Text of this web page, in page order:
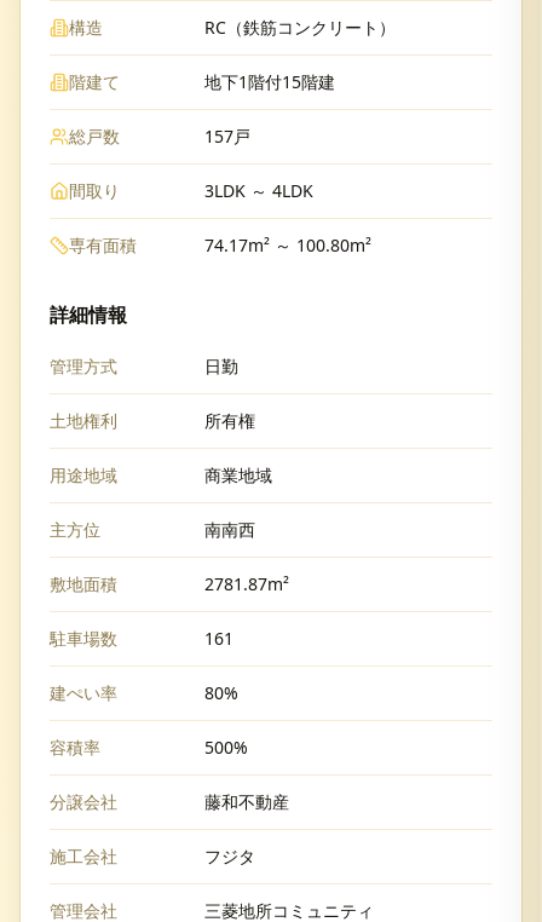
構造 RC（鉄筋コンクリート）
階建て 地下1階付15階建
総戸数 157戸
間取り 3LDK ～ 4LDK
専有面積 74.17m² ～ 100.80m²
詳細情報
管理方式 日勤
土地権利 所有権
用途地域 商業地域
主方位 南南西
敷地面積 2781.87m²
駐車場数 161
建ぺい率 80%
容積率 500%
分譲会社 藤和不動産
施工会社 フジタ
管理会社 三菱地所コミュニティ